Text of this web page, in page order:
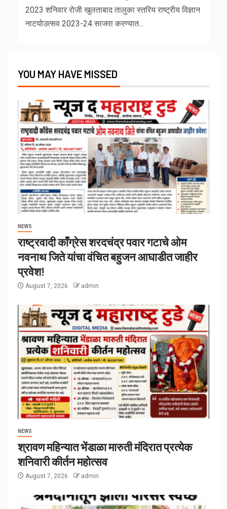
2023 शनिवार रोजी खुलताबाद तालुका स्तरिय राष्ट्रीय विज्ञान
नाटयोउत्सव 2023-24 साजरा करण्यात...
YOU MAY HAVE MISSED
NEWS
राष्ट्रवादी काँग्रेस शरदचंद्र पवार गटाचे ओम
नवनाथ जिते यांचा वंचित बहुजन आघाडीत जाहीर
प्रवेश!
August 7, 2026 admin
NEWS
श्रावण महिन्यात भेंडाळा मारुती मंदिरात प्रत्येक
शनिवारी कीर्तन महोत्सव
August 7, 2026 admin